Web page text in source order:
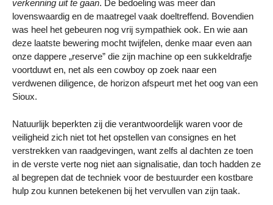
verkenning uit te gaan. De bedoeling was meer dan
lovenswaardig en de maatregel vaak doeltreffend. Bovendien
was heel het gebeuren nog vrij sympathiek ook. En wie aan
deze laatste bewering mocht twijfelen, denke maar even aan
onze dappere „reserve” die zijn machine op een sukkeldrafje
voortduwt en, net als een cowboy op zoek naar een
verdwenen diligence, de horizon afspeurt met het oog van een
Sioux.
Natuurlijk beperkten zij die verantwoordelijk waren voor de
veiligheid zich niet tot het opstellen van consignes en het
verstrekken van raadgevingen, want zelfs al dachten ze toen
in de verste verte nog niet aan signalisatie, dan toch hadden ze
al begrepen dat de techniek voor de bestuurder een kostbare
hulp zou kunnen betekenen bij het vervullen van zijn taak.